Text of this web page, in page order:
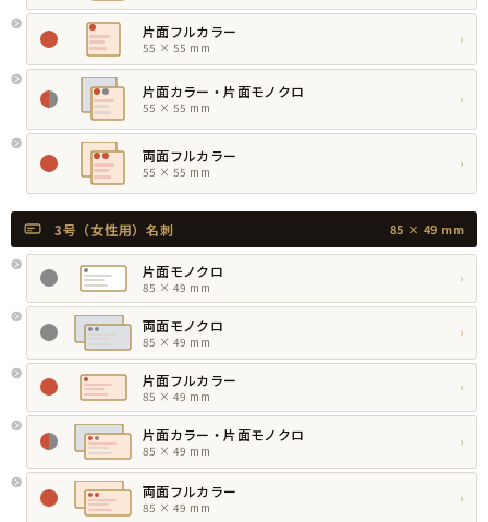
片面フルカラー
55 × 55 mm
›
片面カラー・片面モノクロ
55 × 55 mm
›
両面フルカラー
55 × 55 mm
›
3号（女性用）名刺 85 × 49 mm
片面モノクロ
85 × 49 mm
›
両面モノクロ
85 × 49 mm
›
片面フルカラー
85 × 49 mm
›
片面カラー・片面モノクロ
85 × 49 mm
›
両面フルカラー
85 × 49 mm
›